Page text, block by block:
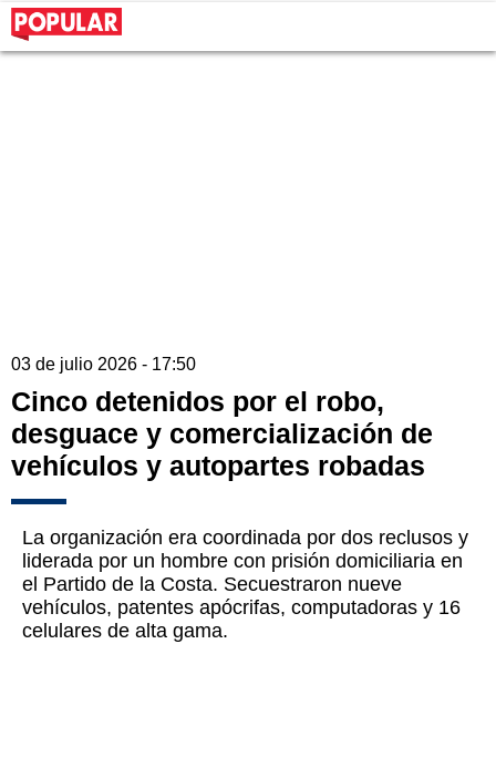
03 de julio 2026 - 17:50
Cinco detenidos por el robo,
desguace y comercialización de
vehículos y autopartes robadas
La organización era coordinada por dos reclusos y
liderada por un hombre con prisión domiciliaria en
el Partido de la Costa. Secuestraron nueve
vehículos, patentes apócrifas, computadoras y 16
celulares de alta gama.